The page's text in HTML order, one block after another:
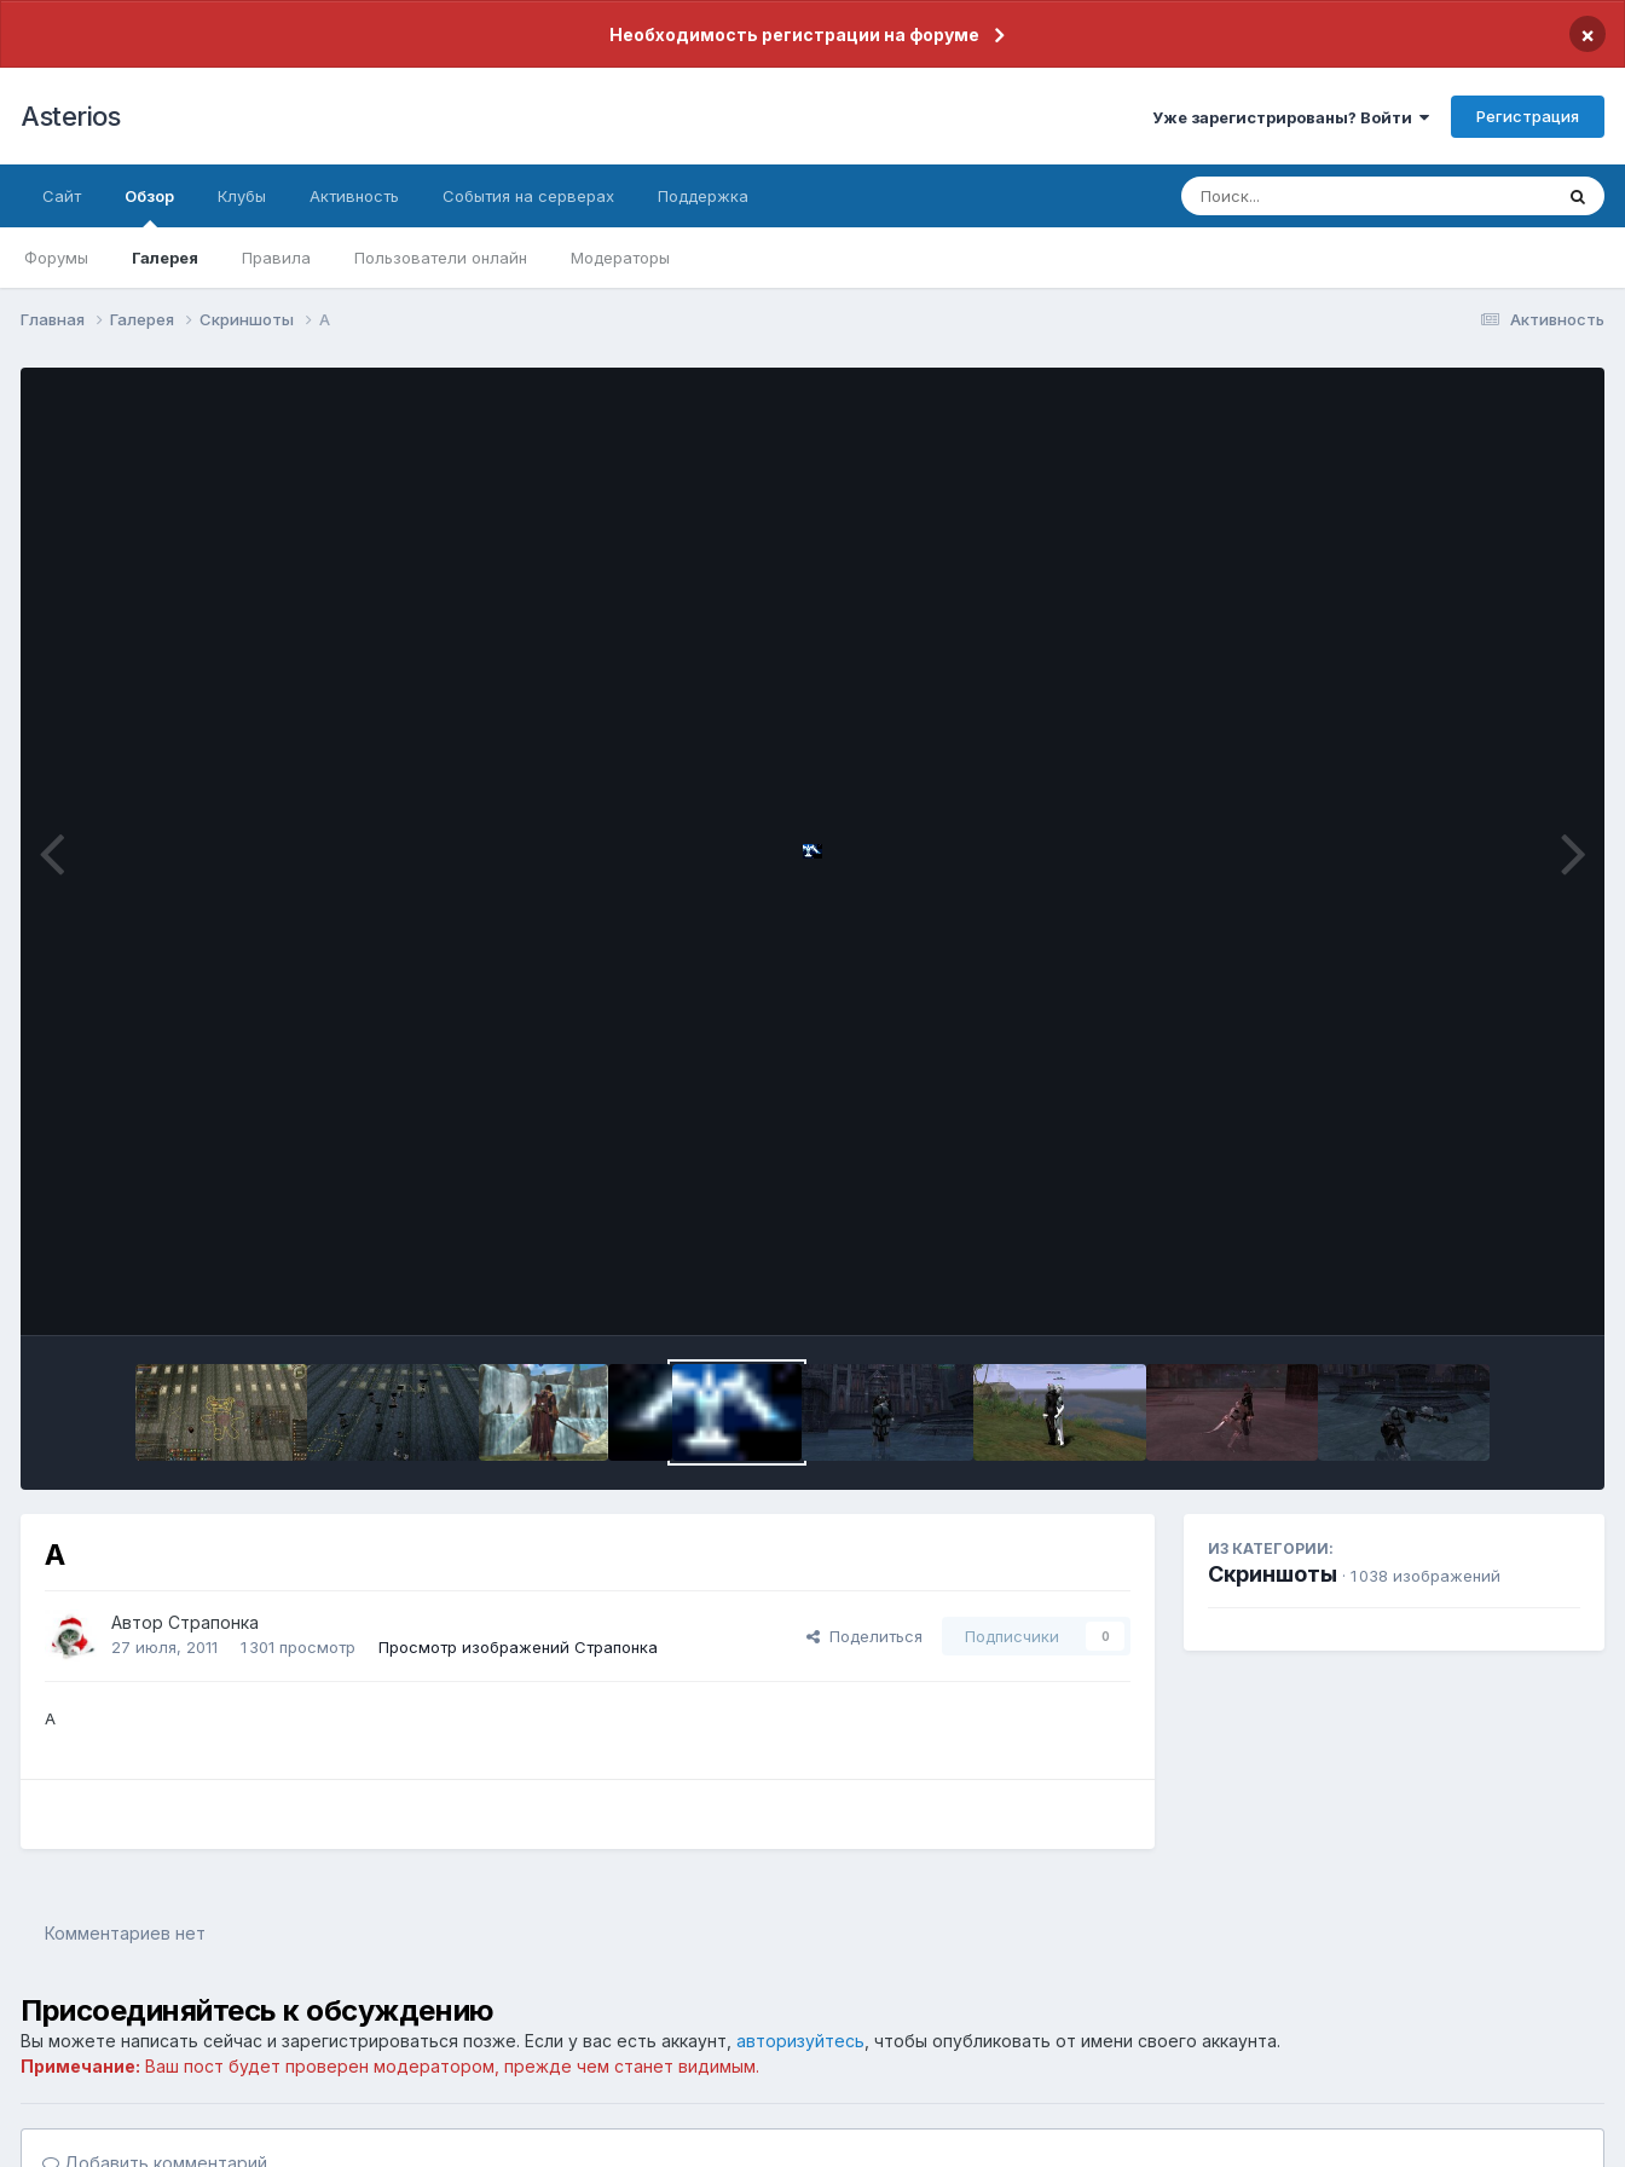
Необходимость регистрации на форуме ×
Asterios Уже зарегистрированы? Войти Регистрация
Сайт Обзор
Форумы Галерея Правила Пользователи онлайн Модераторы
Клубы Активность События на серверах Поддержка
Активность
Главная Галерея Скриншоты А
А
Автор Страпонка
27 июля, 2011 1 301 просмотр Просмотр изображений Страпонка
Поделиться Подписчики 0
А
ИЗ КАТЕГОРИИ:
Скриншоты · 1 038 изображений
Комментариев нет
Присоединяйтесь к обсуждению
Вы можете написать сейчас и зарегистрироваться позже. Если у вас есть аккаунт, авторизуйтесь , чтобы опубликовать от имени своего аккаунта.
Примечание: Ваш пост будет проверен модератором, прежде чем станет видимым.
Добавить комментарий...